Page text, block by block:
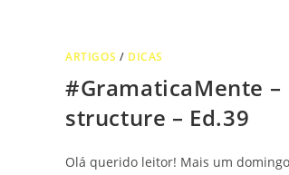
ARTIGOS / DICAS
#GramaticaMente
structure – Ed.39
Olá querido leitor! Mais um